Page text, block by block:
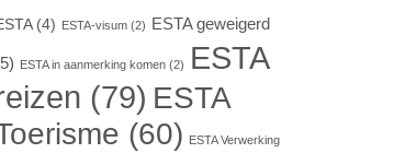
(4) ESTA-visum(2) ESTA geweigerd
ESTA in aanmerking komen(2)
ESTA
(79) ESTA
(60) ESTA Verwerking